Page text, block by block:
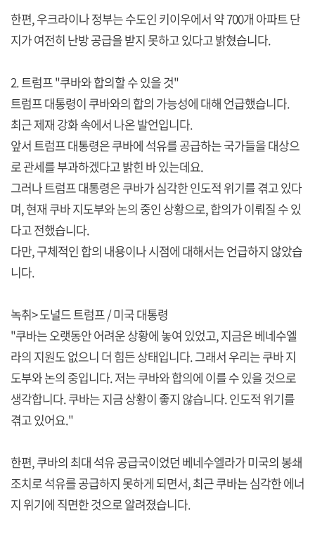
한편, 우크라이나 정부는 수도인 키이우에서 약 700개 아파트 단
지가 여전히 난방 공급을 받지 못하고 있다고 밝혔습니다.
2. 트럼프 "쿠바와 합의할 수 있을 것"
트럼프 대통령이 쿠바와의 합의 가능성에 대해 언급했습니다.
최근 제재 강화 속에서 나온 발언입니다.
앞서 트럼프 대통령은 쿠바에 석유를 공급하는 국가들을 대상으
로 관세를 부과하겠다고 밝힌 바 있는데요.
그러나 트럼프 대통령은 쿠바가 심각한 인도적 위기를 겪고 있다
며, 현재 쿠바 지도부와 논의 중인 상황으로, 합의가 이뤄질 수 있
다고 전했습니다.
다만, 구체적인 합의 내용이나 시점에 대해서는 언급하지 않았습
니다.
녹취> 도널드 트럼프 / 미국 대통령
"쿠바는 오랫동안 어려운 상황에 놓여 있었고, 지금은 베네수엘
라의 지원도 없으니 더 힘든 상태입니다. 그래서 우리는 쿠바 지
도부와 논의 중입니다. 저는 쿠바와 합의에 이를 수 있을 것으로
생각합니다. 쿠바는 지금 상황이 좋지 않습니다. 인도적 위기를
겪고 있어요."
한편, 쿠바의 최대 석유 공급국이었던 베네수엘라가 미국의 봉쇄
조치로 석유를 공급하지 못하게 되면서, 최근 쿠바는 심각한 에너
지 위기에 직면한 것으로 알려졌습니다.